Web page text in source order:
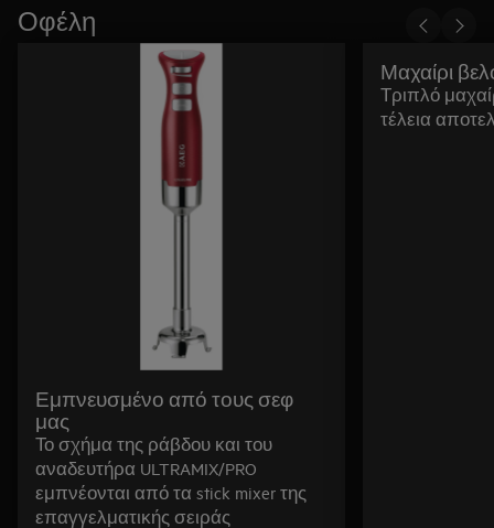
Οφέλη
Εμπνευσμένο από τους σεφ
μας
Το σχήμα της ράβδου και του
αναδευτήρα ULTRAMIX/PRO
εμπνέονται από τα stick mixer της
επαγγελματικής σειράς
Μαχαίρι
Τριπλό
τέλεια